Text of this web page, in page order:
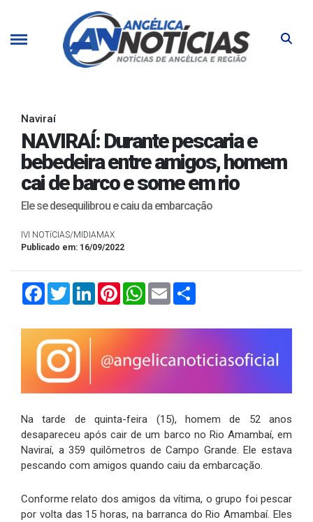
Naviraí
NAVIRAÍ: Durante pescaria e
bebedeira entre amigos, homem
cai de barco e some em rio
Ele se desequilibrou e caiu da embarcação
IVI NOTíCIAS/MIDIAMAX
Publicado em: 16/09/2022
FacebookTwitterLinkedInPinterestWhatsApp
Email
Na tarde de quinta-feira (15), homem de 52 anos
desapareceu após cair de um barco no Rio Amambaí, em
Naviraí, a 359 quilômetros de Campo Grande. Ele estava
pescando com amigos quando caiu da embarcação.
Conforme relato dos amigos da vítima, o grupo foi pescar
por volta das 15 horas, na barranca do Rio Amambaí. Eles